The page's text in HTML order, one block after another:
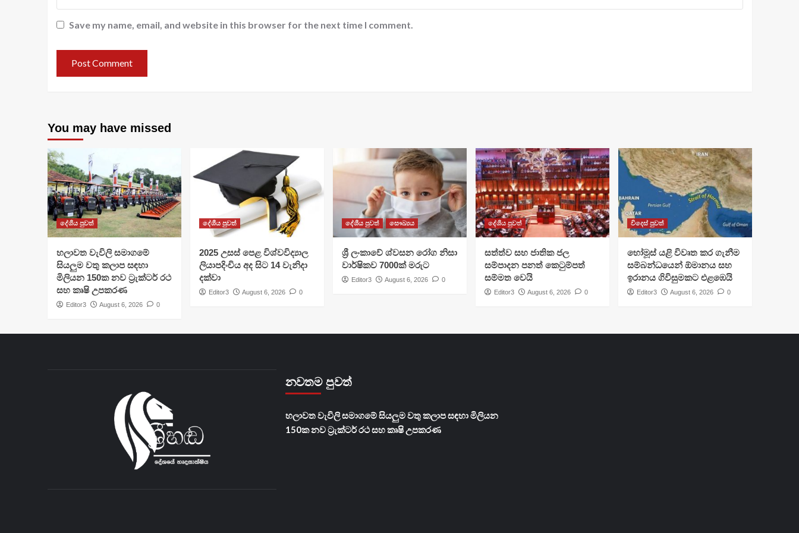
Save my name, email, and website in this browser for the next time I comment.
You may have missed
දේශීය පුවත්
හලාවත වැවිලි සමාගමේ
සියලුම වතු කලාප සඳහා
මිලියන 150ක නව ට්‍රැක්ටර් රථ
සහ කෘෂි උපකරණ
Editor3 August 6, 2026 0
දේශීය පුවත්
​2025 උසස් පෙළ විශ්වවිද්‍යාල
ලියාපදිංචිය අද සිට 14 වැනිදා
දක්වා
Editor3 August 6, 2026 0
දේශීය පුවත් සෞඛ්‍යය
ශ්‍රී ලංකාවේ ශ්වසන රෝග නිසා
වාර්ෂිකව 7000ක් මරුට
Editor3 August 6, 2026 0
දේශීය පුවත්
සත්ත්ව සහ ජාතික ජල
සම්පාදන පනත් කෙටුම්පත්
සම්මත වෙයි
Editor3 August 6, 2026 0
විදෙස් පුවත්
හෝමූස් යළි විවෘත කර ගැනීම
සම්බන්ධයෙන් ඕමානය සහ
ඉරානය ගිවිසුමකට එළඹෙයි
Editor3 August 6, 2026 0
නවතම පුවත්
හලාවත වැවිලි සමාගමේ සියලුම වතු කලාප සඳහා මිලියන
150ක නව ට්‍රැක්ටර් රථ සහ කෘෂි උපකරණ